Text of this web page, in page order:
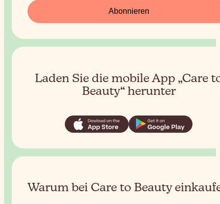
Abonnieren
Laden Sie die mobile App „Care
Beauty“ herunter
Warum bei Care to Beauty